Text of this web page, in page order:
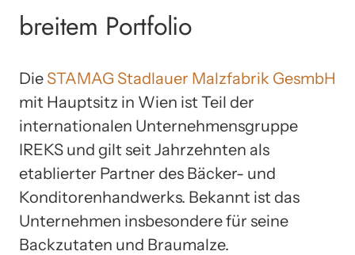
breitem Portfolio
Die STAMAG Stadlauer Malzfabrik GesmbH
mit Hauptsitz in Wien ist Teil der
internationalen Unternehmensgruppe
IREKS und gilt seit Jahrzehnten als
etablierter Partner des Bäcker- und
Konditorenhandwerks. Bekannt ist das
Unternehmen insbesondere für seine
Backzutaten und Braumalze.